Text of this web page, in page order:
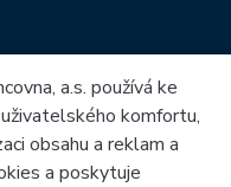
o nákupu
o nákupu
a.s. používá ke
komfortu,
obsahu a reklam a
a poskytuje